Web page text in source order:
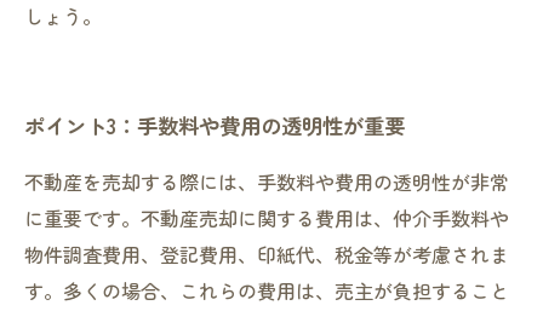
しょう。
ポイント3：手数料や費用の透明性が重要
不動産を売却する際には、手数料や費用の透明性が非常
に重要です。不動産売却に関する費用は、仲介手数料や
物件調査費用、登記費用、印紙代、税金等が考慮されま
す。多くの場合、これらの費用は、売主が負担すること